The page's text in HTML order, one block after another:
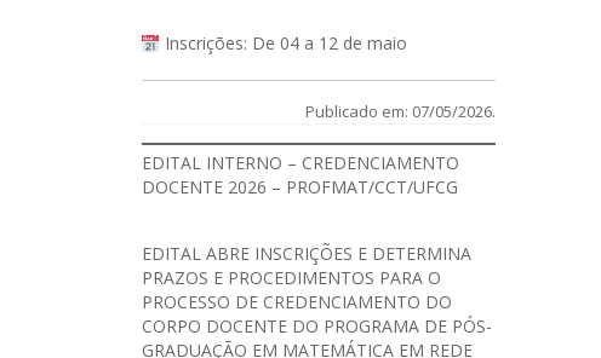
Inscrições: De 04 a 12 de maio
Publicado em: 07/05/2026.
EDITAL INTERNO – CREDENCIAMENTO
DOCENTE 2026 – PROFMAT/CCT/UFCG
EDITALABRE INSCRIÇÕES E DETERMINA
PRAZOS E PROCEDIMENTOS PARA O
PROCESSO DE CREDENCIAMENTO DO
CORPO DOCENTE DO PROGRAMA DE PÓS-
GRADUAÇÃO EM MATEMÁTICA EM REDE